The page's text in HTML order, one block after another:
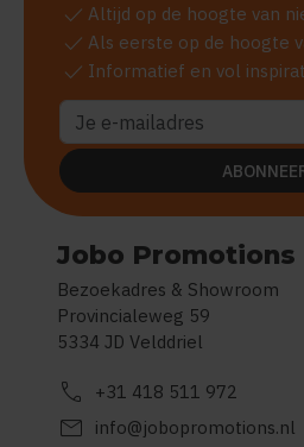
Jobo Promotions
Bezoekadres & Showroom
Provincialeweg 59
5334 JD Velddriel
call +31 418 511 972
mail info@jobopromotions.nl
check Altijd op de hoogte van
check Als eerste op de hoogte
check Informatief en vol